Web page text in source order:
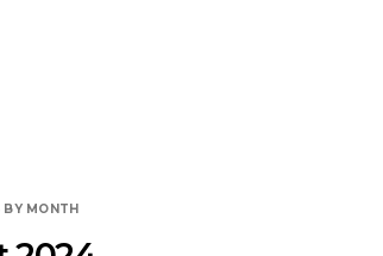
BY MONTH